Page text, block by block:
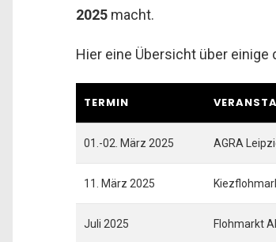
2025 macht.
Hier eine Übersicht über
TERMIN
01.-02. März 2025 AGRA
11. März 2025
Juli 2025 Flohmarkt